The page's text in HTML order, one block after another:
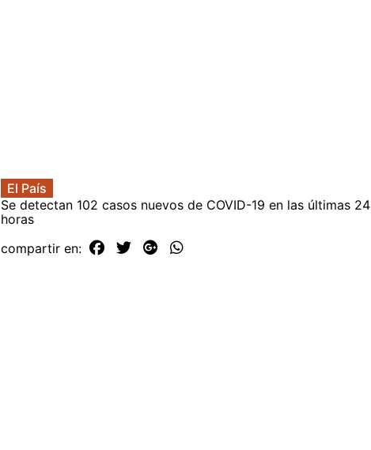
El País
Se detectan 102 casos nuevos de COVID-19 en las últimas 24
horas
compartir en: